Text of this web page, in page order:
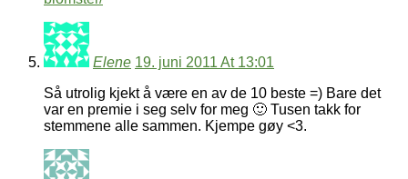
Elene 19. juni 2011 At 13:01
Så utrolig kjekt å være en av de 10 beste =) Bare det
var en premie i seg selv for meg 🙂 Tusen takk for
stemmene alle sammen. Kjempe gøy <3.